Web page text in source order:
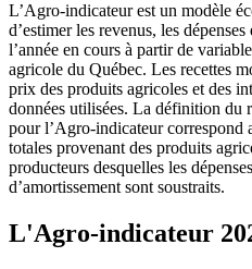
L’Agro-indicateur est un modèle
d’estimer les revenus, les
l’année en cours à partir de
agricole du Québec. Les recettes
prix des produits agricoles et des
données utilisées. La définition du
pour l’Agro-indicateur correspond
totales provenant des produits
producteurs desquelles les
d’amortissement sont soustraits.
L'Agro-indicateur